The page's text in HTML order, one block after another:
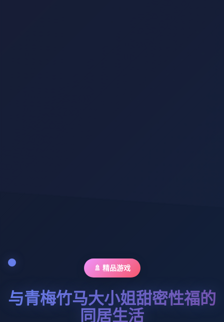
🚿 精品游戏
与青梅竹马大小姐甜密性福的
同居生活